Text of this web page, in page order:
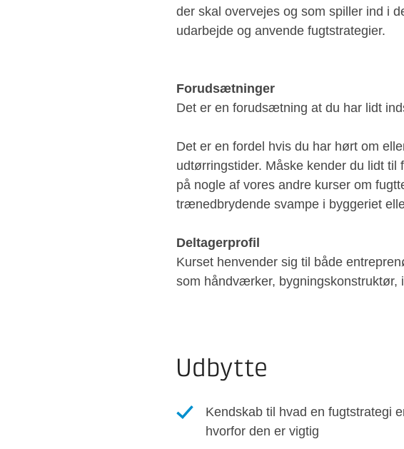
der skal overvejes og som spiller ind i
udarbejde og anvende fugtstrategier.
Forudsætninger
Det er en forudsætning at du har lidt
Det er en fordel hvis du har hørt om
udtørringstider. Måske kender du lidt
på nogle af vores andre kurser om
trænedbrydende svampe i byggeriet
Deltagerprofil
Kurset henvender sig til både
som håndværker, bygningskonstruktør,
Udbytte
Kendskab til hvad en fugtstrategi
hvorfor den er vigtig